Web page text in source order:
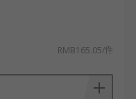
RMB165.05/件